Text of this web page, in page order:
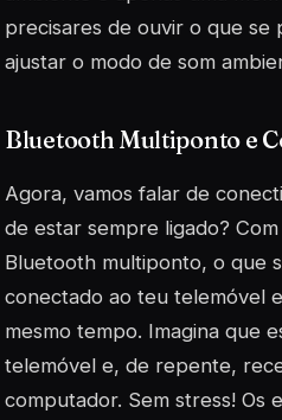
precisares de ouvir o que se
ajustar o modo de som
Bluetooth Multiponto e
Agora, vamos falar de
de estar sempre ligado?
Bluetooth multiponto, o que
conectado ao teu telemóvel
mesmo tempo. Imagina que
telemóvel e, de repente,
computador. Sem stress! Os